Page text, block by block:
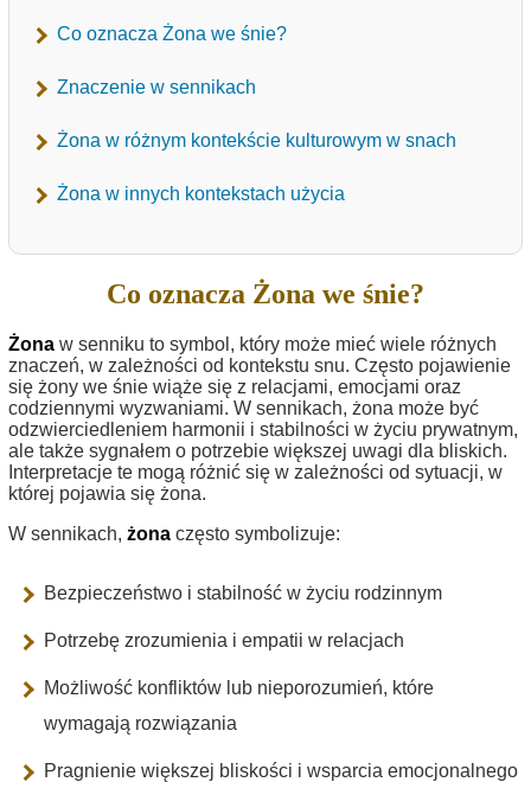
Co oznacza Żona we śnie?
Znaczenie w sennikach
Żona w różnym kontekście kulturowym w snach
Żona w innych kontekstach użycia
Co oznacza Żona we śnie?
Żona w senniku to symbol, który może mieć wiele różnych
znaczeń, w zależności od kontekstu snu. Często pojawienie
się żony we śnie wiąże się z relacjami, emocjami oraz
codziennymi wyzwaniami. W sennikach, żona może być
odzwierciedleniem harmonii i stabilności w życiu prywatnym,
ale także sygnałem o potrzebie większej uwagi dla bliskich.
Interpretacje te mogą różnić się w zależności od sytuacji, w
której pojawia się żona.
W sennikach, żona często symbolizuje:
Bezpieczeństwo i stabilność w życiu rodzinnym
Potrzebę zrozumienia i empatii w relacjach
Możliwość konfliktów lub nieporozumień, które
wymagają rozwiązania
Pragnienie większej bliskości i wsparcia emocjonalnego